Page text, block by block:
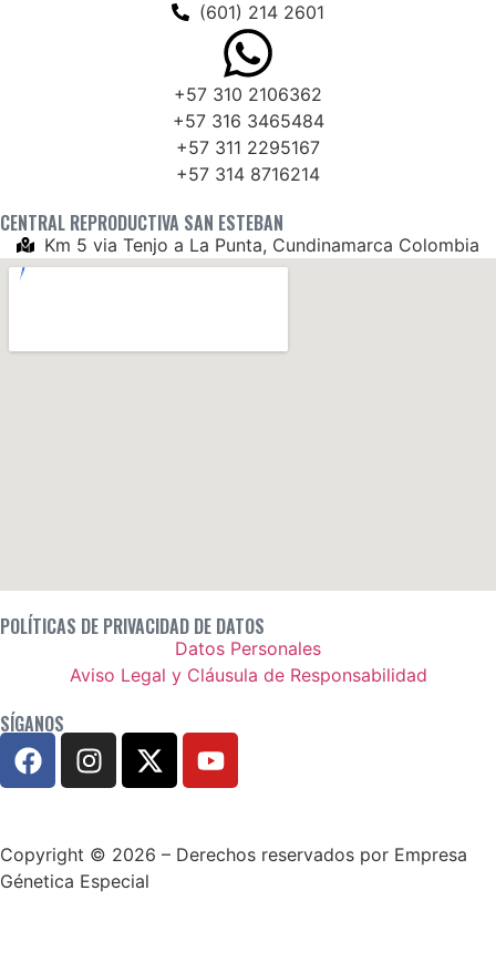
(601) 214 2601
+57 310 2106362
+57 316 3465484
+57 311 2295167
+57 314 8716214
CENTRAL REPRODUCTIVA SAN ESTEBAN
Km 5 via Tenjo a La Punta, Cundinamarca Colombia
POLÍTICAS DE PRIVACIDAD DE DATOS
Datos Personales
Aviso Legal y Cláusula de Responsabilidad
SÍGANOS
Copyright © 2026 – Derechos reservados por Empresa
Génetica Especial